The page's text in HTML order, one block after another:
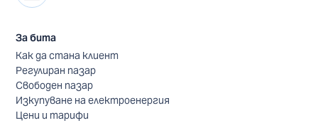
За бита
Как да стана клиент
Регулиран пазар
Свободен пазар
Изкупуване на електроенергия
Цени и тарифи